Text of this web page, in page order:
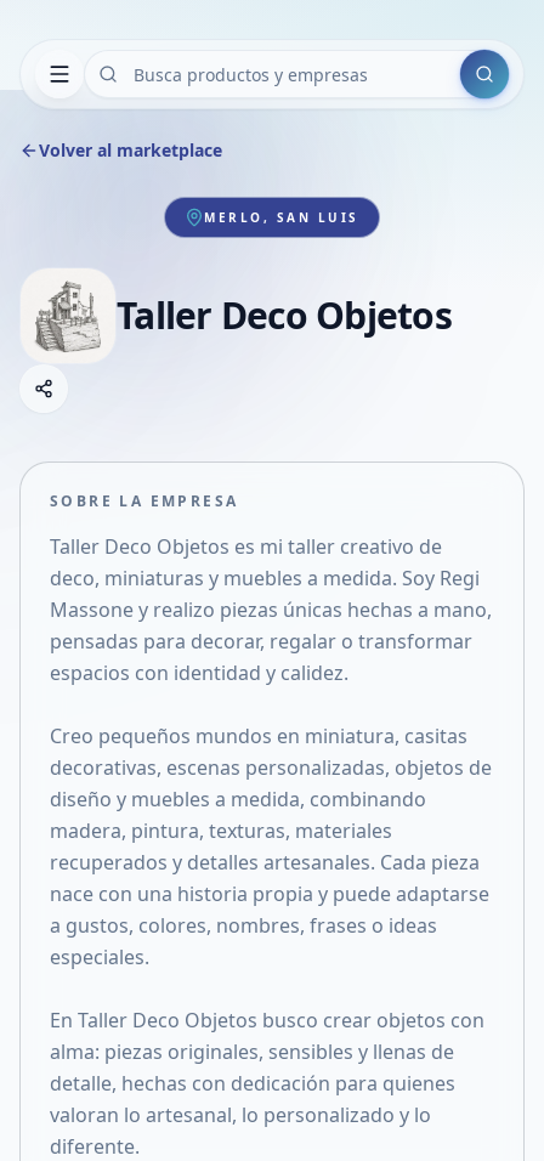
Buscar
Volver al marketplace
MERLO, SAN LUIS
Taller Deco Objetos
Compartir empresa
Compartir en X
SOBRE LA EMPRESA
Taller Deco Objetos es mi taller creativo de
deco, miniaturas y muebles a medida. Soy Regi
Massone y realizo piezas únicas hechas a mano,
pensadas para decorar, regalar o transformar
espacios con identidad y calidez.
Creo pequeños mundos en miniatura, casitas
decorativas, escenas personalizadas, objetos de
diseño y muebles a medida, combinando
madera, pintura, texturas, materiales
recuperados y detalles artesanales. Cada pieza
nace con una historia propia y puede adaptarse
a gustos, colores, nombres, frases o ideas
especiales.
En Taller Deco Objetos busco crear objetos con
alma: piezas originales, sensibles y llenas de
detalle, hechas con dedicación para quienes
valoran lo artesanal, lo personalizado y lo
diferente.